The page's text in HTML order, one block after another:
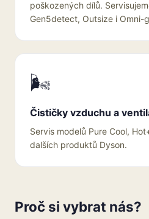
poškozených dílů.
Gen5detect, Outsize i Omni-
🌬️
Čističky vzduchu a
Servis modelů Pure Cool,
dalších produktů Dyson.
Proč si vybrat nás?